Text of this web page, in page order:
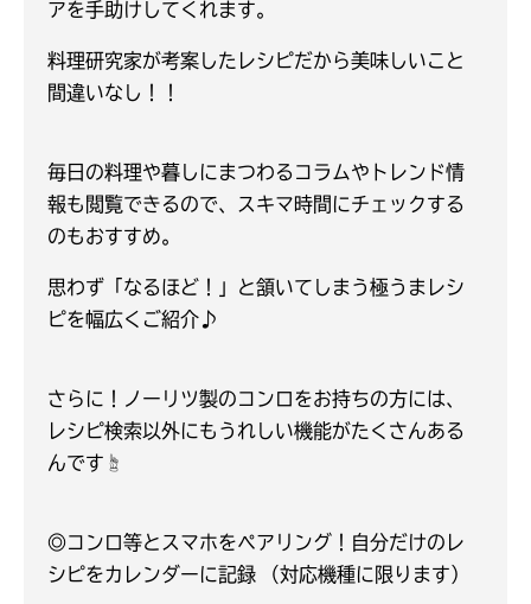
アを手助けしてくれます。
料理研究家が考案したレシピだから美味しいこと
間違いなし！！
毎日の料理や暮しにまつわるコラムやトレンド情
報も閲覧できるので、スキマ時間にチェックする
のもおすすめ。
思わず「なるほど！」と頷いてしまう極うまレシ
ピを幅広くご紹介♪
さらに！ノーリツ製のコンロをお持ちの方には、
レシピ検索以外にもうれしい機能がたくさんある
んです☝️
◎コンロ等とスマホをペアリング！自分だけのレ
シピをカレンダーに記録 （対応機種に限ります）